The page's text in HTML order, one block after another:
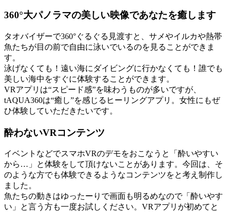
360°大パノラマの美しい映像であなたを癒します
タオバイザーで360°ぐるぐる見渡すと、サメやイルカや熱帯
魚たちが目の前で自由に泳いでいるのを見ることができま
す。
泳げなくても！遠い海にダイビングに行かなくても！誰でも
美しい海中をすぐに体験することができます。
VRアプリは“スピード感”を味わうものが多いですが、
tAQUA360は“癒し”を感じるヒーリングアプリ。女性にもぜ
ひ体験していただきたいです。
酔わないVRコンテンツ
イベントなどでスマホVRのデモをおこなうと「酔いやすい
から…」と体験をして頂けないことがあります。今回は、そ
のような方でも体験できるようなコンテンツをと考え制作し
ました。
魚たちの動きはゆったーりで画面も明るめなので「酔いやす
い」と言う方も一度お試しください。VRアプリが初めてと